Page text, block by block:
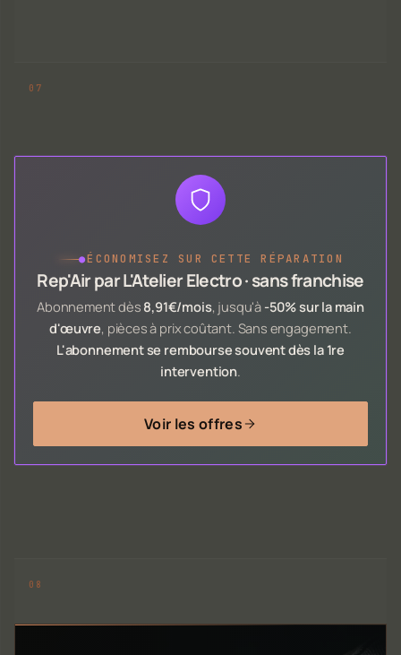
●ÉCONOMISEZ SUR CETTE RÉPARATION
Rep'Air par L'Atelier Electro · sans franchise
Abonnement dès 8,91€/mois, jusqu'à -50% sur la main
d'œuvre, pièces à prix coûtant. Sans engagement.
L'abonnement se rembourse souvent dès la 1re
intervention.
Voir les offres